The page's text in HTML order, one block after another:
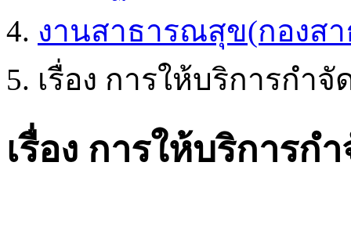
งานสาธารณสุข(กองส
เรื่อง การให้บริการกำ
เรื่อง การให้บริการ